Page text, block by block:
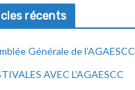
récents
Générale de l’AGAESCC
AVEC L’AGAESCC